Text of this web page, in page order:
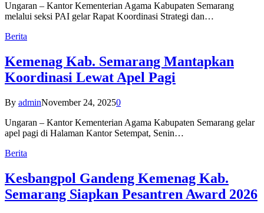
Ungaran – Kantor Kementerian Agama Kabupaten Semarang
melalui seksi PAI gelar Rapat Koordinasi Strategi dan…
Berita
Kemenag Kab. Semarang Mantapkan
Koordinasi Lewat Apel Pagi
By adminNovember 24, 20250
Ungaran – Kantor Kementerian Agama Kabupaten Semarang gelar
apel pagi di Halaman Kantor Setempat, Senin…
Berita
Kesbangpol Gandeng Kemenag Kab.
Semarang Siapkan Pesantren Award 2026